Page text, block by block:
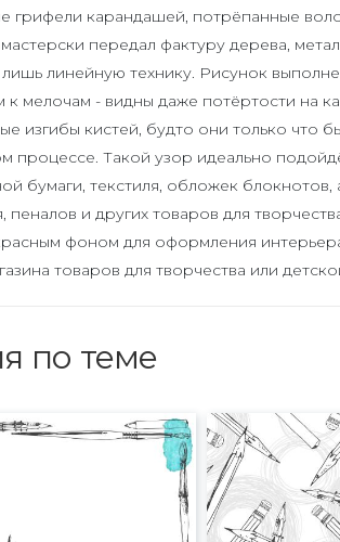
грифели карандашей, потрёпанные
передал фактуру дерева,
лишь линейную технику. Рисунок
к мелочам - видны даже потёртости на
изгибы кистей, будто они только что
процессе. Такой узор идеально
бумаги, текстиля, обложек блокнотов,
пеналов и других товаров для
фоном для оформления
товаров для творчества или
по теме